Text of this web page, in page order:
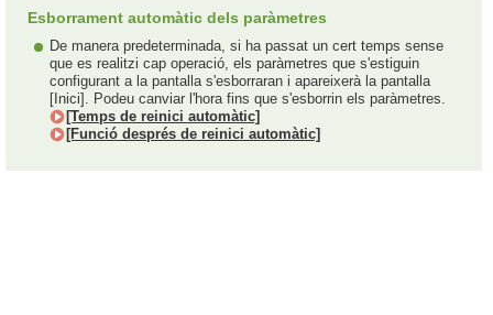
Esborrament automàtic dels paràmetres
De manera predeterminada, si ha passat un cert temps sense
que es realitzi cap operació, els paràmetres que s'estiguin
configurant a la pantalla s'esborraran i apareixerà la pantalla
[Inici]. Podeu canviar l'hora fins que s'esborrin els paràmetres.
[Temps de reinici automàtic]
[Funció després de reinici automàtic]